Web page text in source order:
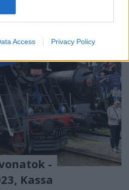
Access Privacy Policy
-
Kassa